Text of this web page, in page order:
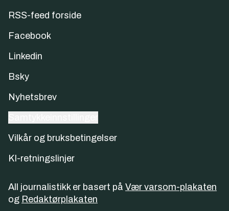
RSS-feed forside
Facebook
Linkedin
Bsky
Nyhetsbrev
Vilkår og bruksbetingelser
KI-retningslinjer
All journalistikk er basert på Vær varsom-plakaten
og Redaktørplakaten